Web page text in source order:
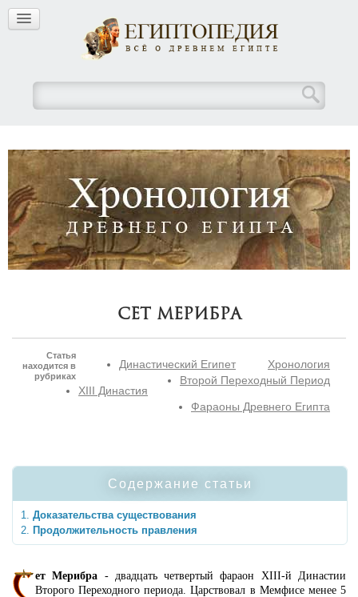
Сет Мерибра
Статья
находится в
рубриках
Хронология
Династический Египет
Второй Переходный Период
XIII Династия
Фараоны Древнего Египта
Содержание статьи
Доказательства существования
Продолжительность правления
ет Мерибра - двадцать четвертый фараон XIII-й Династии
Второго Переходного периода. Царствовал в Мемфисе менее 5